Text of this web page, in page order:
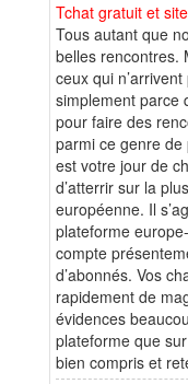
Tchat gratuit et
Tous autant que
belles rencontres.
ceux qui
simplement parce
pour faire des
parmi ce genre de
est votre jour de
d’atterrir sur la
européenne. Il
plateforme
compte
d’abonnés. Vos
rapidement de
évidences
plateforme que
bien compris et